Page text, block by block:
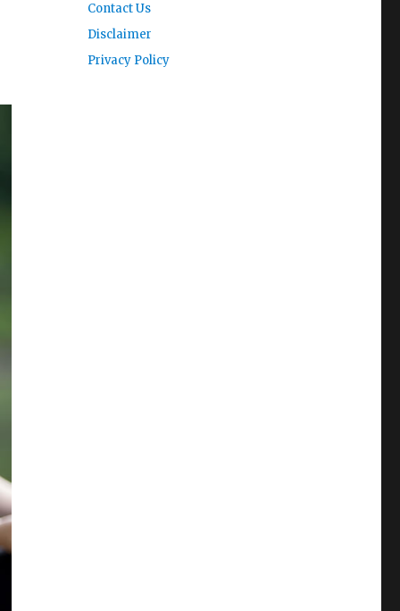
Contact Us
Disclaimer
Privacy Policy